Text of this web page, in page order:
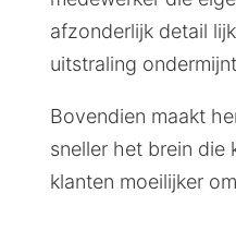
afzonderlijk detail
uitstraling
Bovendien maakt
sneller het brein die
klanten moeilijker